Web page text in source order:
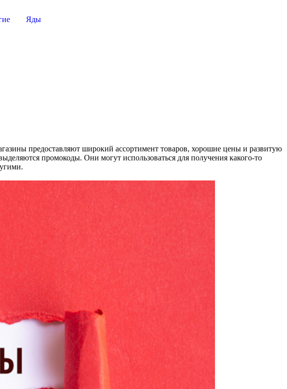
Яды
предоставляют широкий ассортимент товаров, хорошие цены и развитую
промокоды. Они могут использоваться для получения какого-то